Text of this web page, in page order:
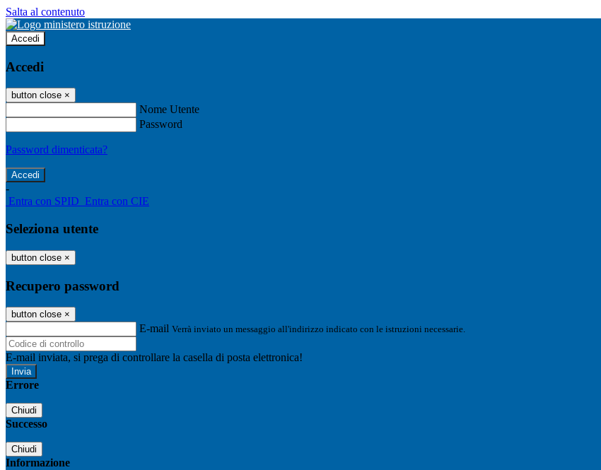
Salta al contenuto
Accedi
Accedi
button close ×
Nome Utente
Password
Password dimenticata?
-
Entra con SPID Entra con CIE
Seleziona utente
button close ×
Recupero password
button close ×
E-mail Verrà inviato un messaggio all'indirizzo indicato con le istruzioni necessarie.
E-mail inviata, si prega di controllare la casella di posta elettronica!
Errore
Chiudi
Successo
Chiudi
Informazione